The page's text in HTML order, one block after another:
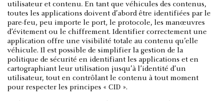
utilisateur et contenu. En tant que véhicules des contenus,
toutes les applications doivent d’abord être identifiées par le
pare-feu, peu importe le port, le protocole, les manœuvres
d’évitement ou le chiffrement. Identifier correctement une
application offre une visibilité totale au contenu qu’elle
véhicule. Il est possible de simplifier la gestion de la
politique de sécurité en identifiant les applications et en
cartographiant leur utilisation jusqu’à l’identité d’un
utilisateur, tout en contrôlant le contenu à tout moment
pour respecter les principes « CID ».